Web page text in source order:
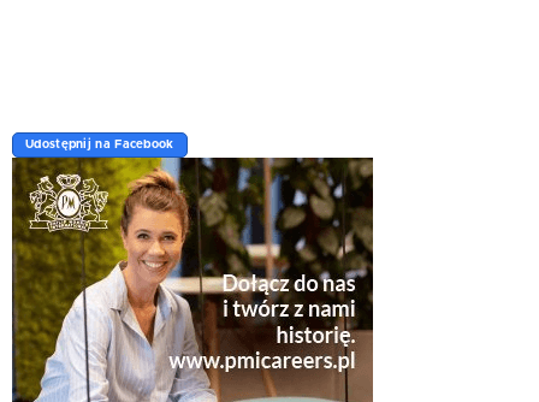
Udostępnij na Facebook